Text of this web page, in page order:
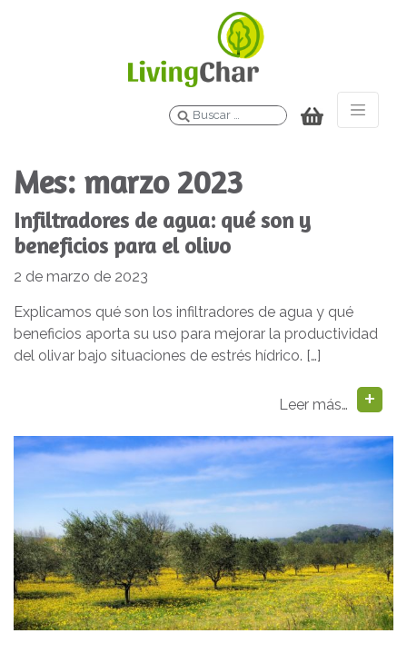
Buscar
Mes: marzo 2023
Infiltradores de agua: qué son y
beneficios para el olivo
2 de marzo de 2023
Explicamos qué son los infiltradores de agua y qué
beneficios aporta su uso para mejorar la productividad
del olivar bajo situaciones de estrés hídrico. […]
Leer más…